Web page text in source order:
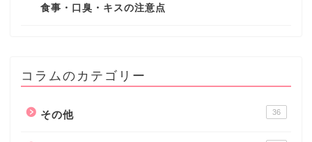
食事・口臭・キスの注意点
コラムのカテゴリー
その他 36